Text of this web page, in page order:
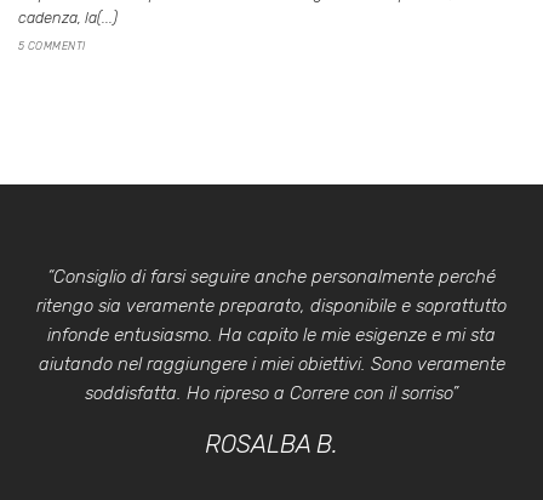
cadenza, la(...)
5 COMMENTI
“Consiglio di farsi seguire anche personalmente perché
ritengo sia veramente preparato, disponibile e soprattutto
infonde entusiasmo. Ha capito le mie esigenze e mi sta
aiutando nel raggiungere i miei obiettivi. Sono veramente
soddisfatta. Ho ripreso a Correre con il sorriso”
ROSALBA B.